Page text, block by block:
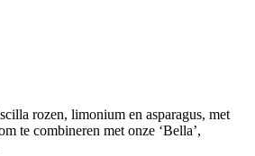
rozen, limonium en asparagus, met
te combineren met onze ‘Bella’,